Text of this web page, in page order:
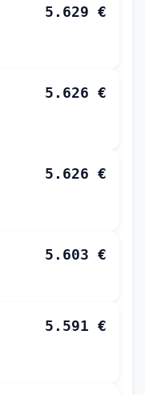
5.629 €
5.626 €
5.626 €
5.603 €
5.591 €